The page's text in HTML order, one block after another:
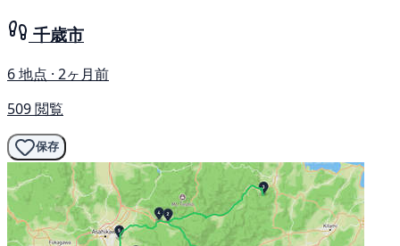
千歳市
6 地点 · 2ヶ月前
509 閲覧
保存